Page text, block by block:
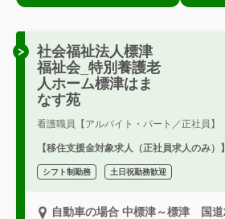
社会福祉法人標津
福祉会_特別養護老
人ホーム標津はま
なす苑
看護職員【アルバイト・パート／正社員】
【移住支援金対象求人（正社員求人のみ）】
シフト制勤務 土日祝勤務歓迎
自動車の場合 中標津～標津 国